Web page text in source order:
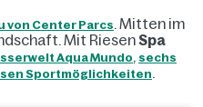
von Center Parcs. Mitten im
Mit RiesenSpa
Aqua Mundo, sechs
Sportmöglichkeiten.